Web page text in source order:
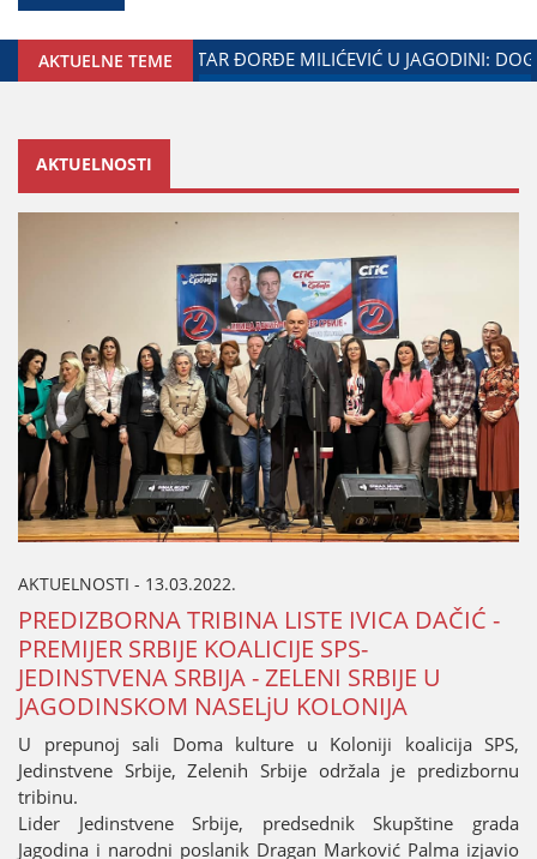
AKTUELNE TEME
GRADA ЈAGODINE I MINISTARSTVA ZADUŽENOG ZA
AKTUELNOSTI
AKTUELNOSTI - 13.03.2022.
PREDIZBORNA TRIBINA LISTE IVICA DAČIĆ -
PREMIЈER SRBIЈE KOALICIЈE SPS-
ЈEDINSTVENA SRBIЈA - ZELENI SRBIЈE U
ЈAGODINSKOM NASELjU KOLONIЈA
U prepunoј sali Doma kulture u Koloniјi koaliciјa SPS,
Јedinstvene Srbiјe, Zelenih Srbiјe održala јe predizbornu
tribinu.
Lider Јedinstvene Srbiјe, predsednik Skupštine grada
Јagodina i narodni poslanik Dragan Marković Palma izјavio